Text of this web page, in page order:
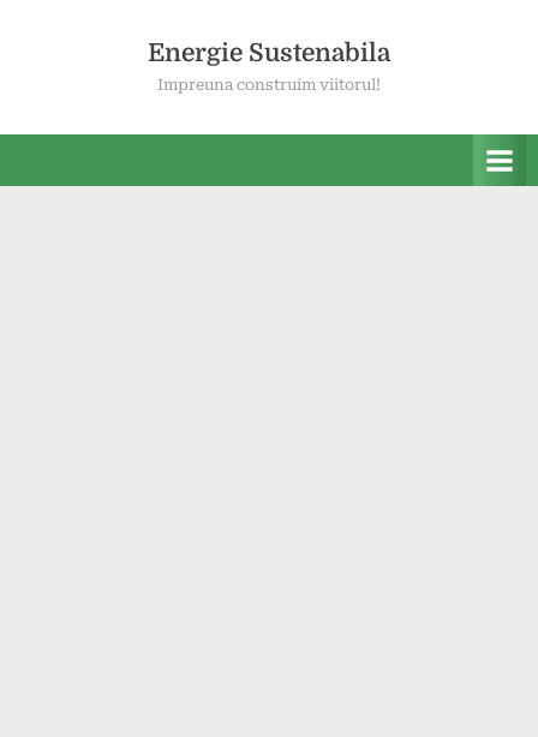
Energie Sustenabila
Impreuna construim viitorul!